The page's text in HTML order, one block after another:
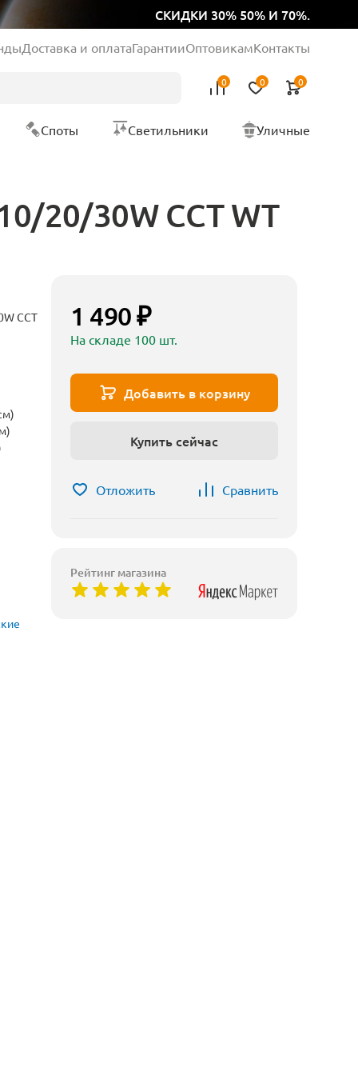
СКИДКИ 30% 50% И 70%.
Доставка и оплатаГарантииОптовикамКонтакты
0 0 0
Споты Светильники Уличные
20/30W CCT WT
CCT 1 490 ₽
На складе 100 шт.
Добавить в корзину
Купить сейчас
Отложить Сравнить
Рейтинг магазина